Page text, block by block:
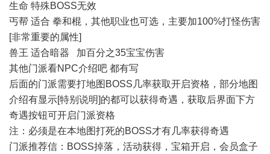
生命 特殊BOSS无效
丐帮 适合 拳和棍，其他职业也可选，主要加100%打怪伤害
[非常重要的属性]
兽王 适合暗器 加百分之35宝宝伤害
其他门派看NPC介绍吧 都有写
后面的门派需要打地图BOSS几率获取开启资格，部分地图
介绍有显示[特别说明]的都可以获得奇遇，获取后界面下方
奇遇按钮可开启门派资格
注：必须是在本地图打死的BOSS才有几率获得奇遇
门派推荐信：BOSS掉落，活动获得，宝箱开启，会员盒子